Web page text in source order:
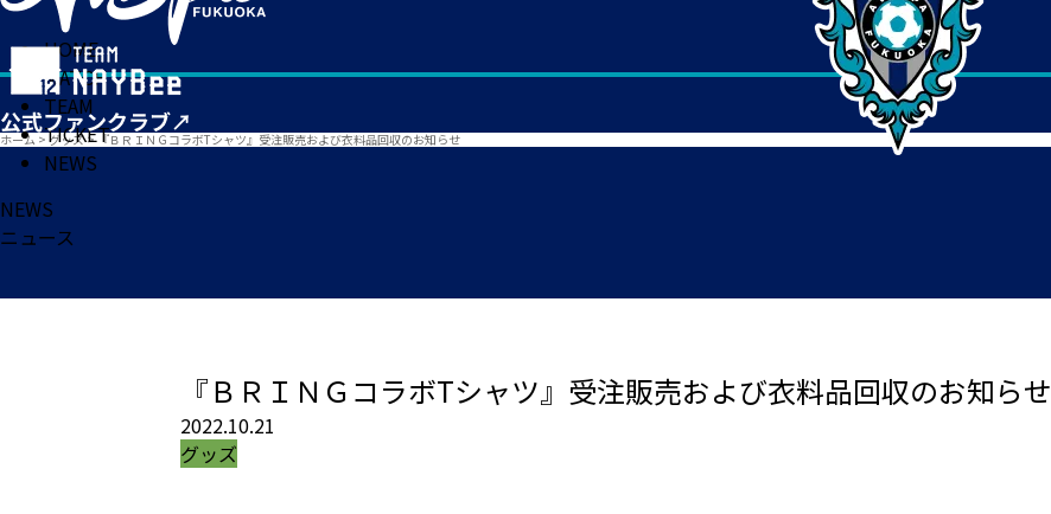
HOME
MATCH
TEAM
TICKET
NEWS
ホーム > グッズ> 『ＢＲＩＮＧコラボTシャツ』受注販売および衣料品回収のお知らせ
NEWS
ニュース
『ＢＲＩＮＧコラボTシャツ』受注販売および衣料品回収のお知らせ
2022.10.21
グッズ